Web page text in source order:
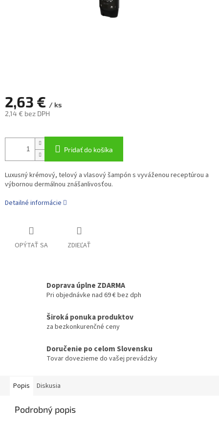
2,63 € / ks
2,14 € bez DPH
cena:
Pridať do košíka
Luxusný krémový, telový a vlasový šampón s vyváženou receptúrou a
výbornou dermálnou znášanlivosťou.
Detailné informácie
OPÝTAŤ SA ZDIEĽAŤ
Doprava úplne ZDARMA
Pri objednávke nad 69 € bez dph
Široká ponuka produktov
za bezkonkurenčné ceny
Doručenie po celom Slovensku
Tovar dovezieme do vašej prevádzky
Popis Diskusia
Podrobný popis